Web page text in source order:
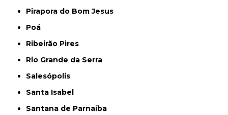
Pirapora do Bom Jesus
Poá
Ribeirão Pires
Rio Grande da Serra
Salesópolis
Santa Isabel
Santana de Parnaíba